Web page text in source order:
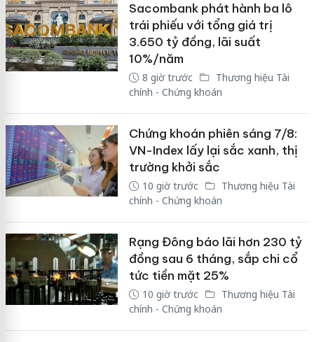
Sacombank phát hành ba lô
trái phiếu với tổng giá trị
3.650 tỷ đồng, lãi suất
10%/năm
8 giờ trước
Thương hiệu Tài
chính - Chứng khoán
Chứng khoán phiên sáng 7/8:
VN-Index lấy lại sắc xanh, thị
trường khởi sắc
10 giờ trước
Thương hiệu Tài
chính - Chứng khoán
Rạng Đông báo lãi hơn 230 tỷ
đồng sau 6 tháng, sắp chi cổ
tức tiền mặt 25%
10 giờ trước
Thương hiệu Tài
chính - Chứng khoán